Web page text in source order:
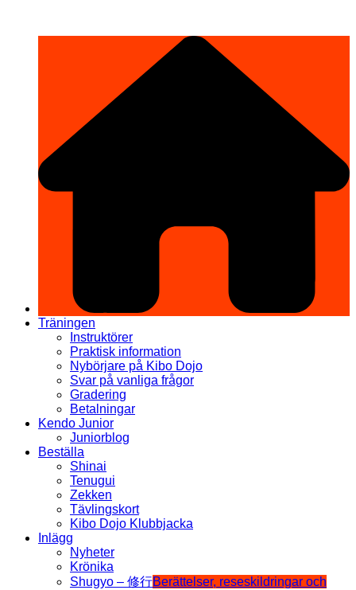
Träningen
Instruktörer
Praktisk information
Nybörjare på Kibo Dojo
Svar på vanliga frågor
Gradering
Betalningar
Kendo Junior
Juniorblog
Beställa
Shinai
Tenugui
Zekken
Tävlingskort
Kibo Dojo Klubbjacka
Inlägg
Nyheter
Krönika
Shugyo – 修行Berättelser, reseskildringar och